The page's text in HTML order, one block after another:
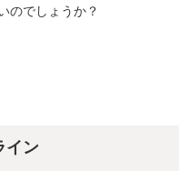
のでしょうか？
イン